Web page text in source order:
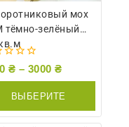
мох
тёмно-зелёный
₴ – 3000 ₴
ВЫБЕРИТЕ
ПАРАМЕТРЫ